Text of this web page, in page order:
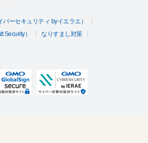
ーセキュリティ byイエラエ）
Security）
なりすまし対策